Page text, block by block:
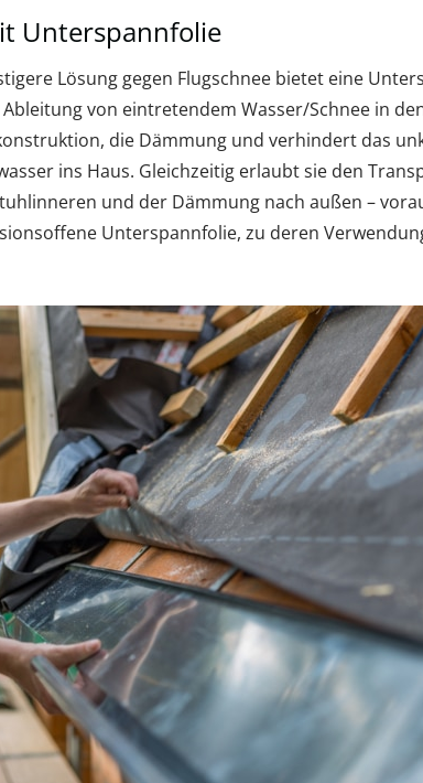
Unterspannfolie
Lösung gegen Flugschnee bietet eine
von eintretendem Wasser/Schnee in
die Dämmung und verhindert das
ins Haus. Gleichzeitig erlaubt sie den
und der Dämmung nach außen –
Unterspannfolie, zu deren